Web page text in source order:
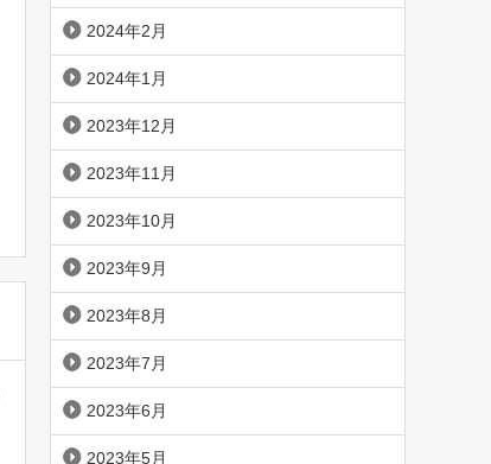
2024年2月
2024年1月
2023年12月
2023年11月
2023年10月
2023年9月
2023年8月
2023年7月
2023年6月
2023年5月